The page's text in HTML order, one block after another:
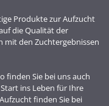
Produkte zur Aufzucht
die Qualität der
mit den Zuchtergebnissen
finden Sie bei uns auch
ins Leben für Ihre
finden Sie bei